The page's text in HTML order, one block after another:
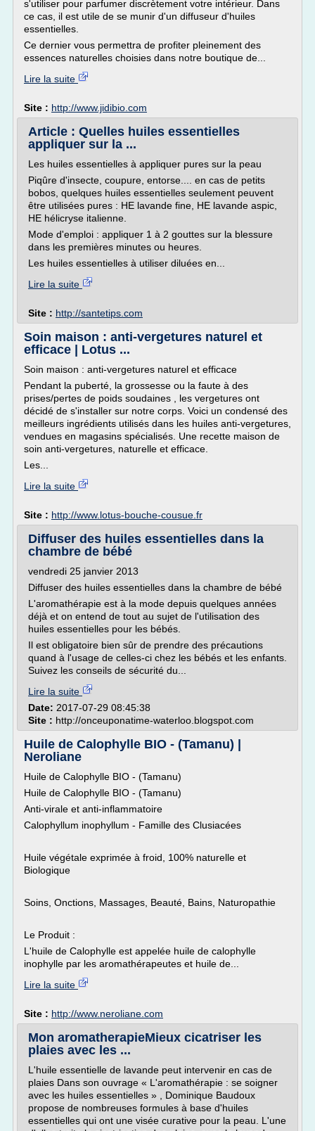
s'utiliser pour parfumer discrètement votre intérieur. Dans
ce cas, il est utile de se munir d'un diffuseur d'huiles
essentielles.
Ce dernier vous permettra de profiter pleinement des
essences naturelles choisies dans notre boutique de...
Lire la suite
Site : http://www.jidibio.com
Article : Quelles huiles essentielles
appliquer sur la ...
Les huiles essentielles à appliquer pures sur la peau
Piqûre d'insecte, coupure, entorse.... en cas de petits
bobos, quelques huiles essentielles seulement peuvent
être utilisées pures : HE lavande fine, HE lavande aspic,
HE hélicryse italienne.
Mode d'emploi : appliquer 1 à 2 gouttes sur la blessure
dans les premières minutes ou heures.
Les huiles essentielles à utiliser diluées en...
Lire la suite
Site : http://santetips.com
Soin maison : anti-vergetures naturel et
efficace | Lotus ...
Soin maison : anti-vergetures naturel et efficace
Pendant la puberté, la grossesse ou la faute à des
prises/pertes de poids soudaines , les vergetures ont
décidé de s'installer sur notre corps. Voici un condensé des
meilleurs ingrédients utilisés dans les huiles anti-vergetures,
vendues en magasins spécialisés. Une recette maison de
soin anti-vergetures, naturelle et efficace.
Les...
Lire la suite
Site : http://www.lotus-bouche-cousue.fr
Diffuser des huiles essentielles dans la
chambre de bébé
vendredi 25 janvier 2013
Diffuser des huiles essentielles dans la chambre de bébé
L'aromathérapie est à la mode depuis quelques années
déjà et on entend de tout au sujet de l'utilisation des
huiles essentielles pour les bébés.
Il est obligatoire bien sûr de prendre des précautions
quand à l'usage de celles-ci chez les bébés et les enfants.
Suivez les conseils de sécurité du...
Lire la suite
Date: 2017-07-29 08:45:38
Site : http://onceuponatime-waterloo.blogspot.com
Huile de Calophylle BIO - (Tamanu) |
Neroliane
Huile de Calophylle BIO - (Tamanu)
Huile de Calophylle BIO - (Tamanu)
Anti-virale et anti-inflammatoire
Calophyllum inophyllum - Famille des Clusiacées
Huile végétale exprimée à froid, 100% naturelle et
Biologique
Soins, Onctions, Massages, Beauté, Bains, Naturopathie
Le Produit :
L'huile de Calophylle est appelée huile de calophylle
inophylle par les aromathérapeutes et huile de...
Lire la suite
Site : http://www.neroliane.com
Mon aromatherapieMieux cicatriser les
plaies avec les ...
L'huile essentielle de lavande peut intervenir en cas de
plaies Dans son ouvrage « L'aromathérapie : se soigner
avec les huiles essentielles » , Dominique Baudoux
propose de nombreuses formules à base d'huiles
essentielles qui ont une visée curative pour la peau. L'une